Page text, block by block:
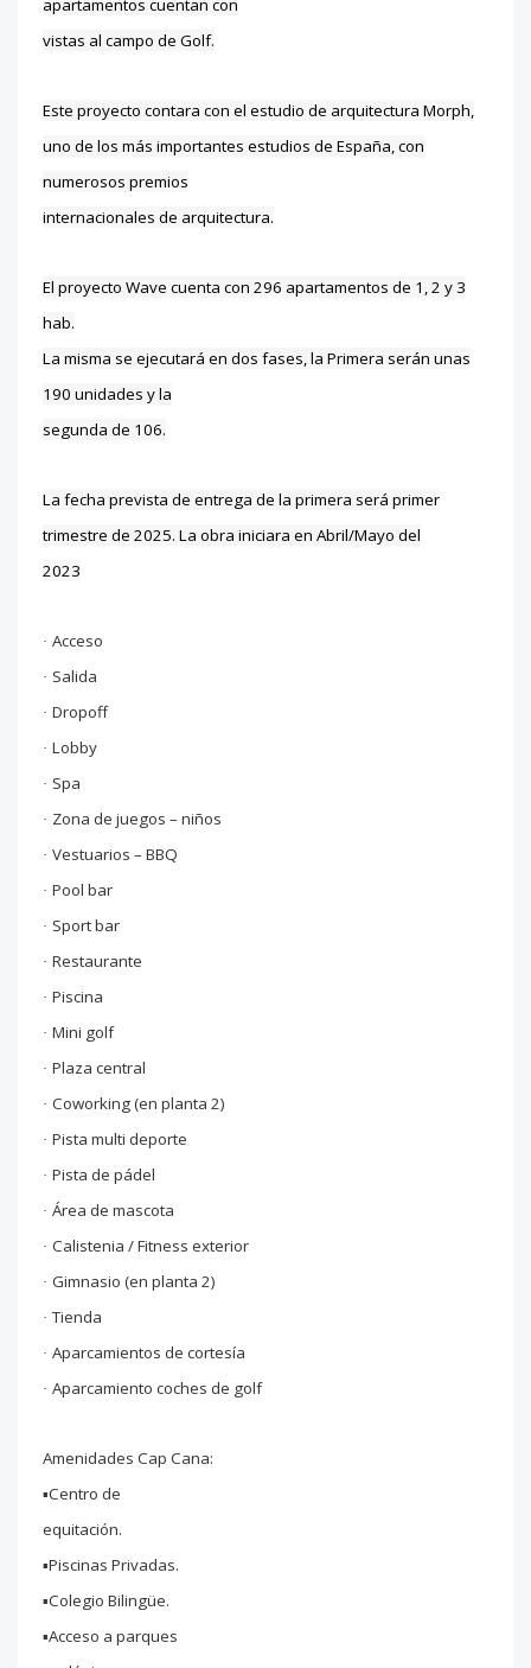
apartamentos cuentan con
vistas al campo de Golf.
Este proyecto contara con el estudio de arquitectura Morph,
uno de los más importantes estudios de España, con
numerosos premios
internacionales de arquitectura.
El proyecto Wave cuenta con 296 apartamentos de 1, 2 y 3
hab.
La misma se ejecutará en dos fases, la Primera serán unas
190 unidades y la
segunda de 106.
La fecha prevista de entrega de la primera será primer
trimestre de 2025. La obra iniciara en Abril/Mayo del
2023
· Acceso
· Salida
· Dropoff
· Lobby
· Spa
· Zona de juegos – niños
· Vestuarios – BBQ
· Pool bar
· Sport bar
· Restaurante
· Piscina
· Mini golf
· Plaza central
· Coworking (en planta 2)
· Pista multi deporte
· Pista de pádel
· Área de mascota
· Calistenia / Fitness exterior
· Gimnasio (en planta 2)
· Tienda
· Aparcamientos de cortesía
· Aparcamiento coches de golf
Amenidades Cap Cana:
▪️Centro de
equitación.
▪️Piscinas Privadas.
▪️Colegio Bilingüe.
▪️Acceso a parques